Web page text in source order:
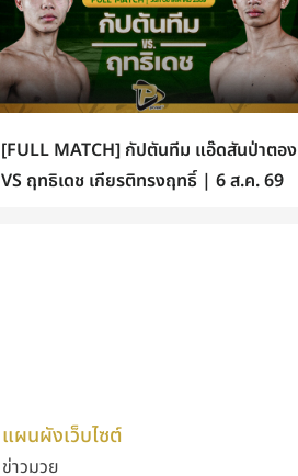
[FULL MATCH] กัปตันทีม แอ๊ดสันป่าตอง
VS ฤทธิเดช เกียรติทรงฤทธิ์ | 6 ส.ค. 69
แผนผังเว็บไซต์
ข่าวมวย